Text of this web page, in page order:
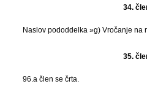
34.
Naslov pododdelka »g) Vročanje na
35.
96.a člen se črta.